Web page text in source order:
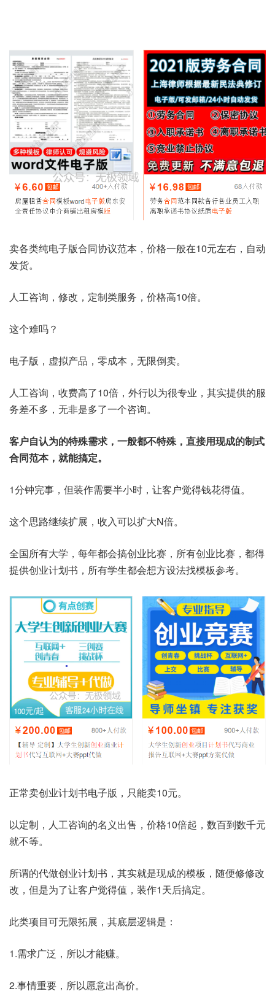
卖各类纯电子版合同协议范本，价格一般在10元左右，自动
发货。
人工咨询，修改，定制类服务，价格高10倍。
这个难吗？
电子版，虚拟产品，零成本，无限倒卖。
人工咨询，收费高了10倍，外行以为很专业，其实提供的服
务差不多，无非是多了一个咨询。
客户自认为的特殊需求，一般都不特殊，直接用现成的制式
合同范本，就能搞定。
1分钟完事，但装作需要半小时，让客户觉得钱花得值。
这个思路继续扩展，收入可以扩大N倍。
全国所有大学，每年都会搞创业比赛，所有创业比赛，都得
提供创业计划书，所有学生都会想方设法找模板参考。
正常卖创业计划书电子版，只能卖10元。
以定制，人工咨询的名义出售，价格10倍起，数百到数千元
就不等。
所谓的代做创业计划书，其实就是现成的模板，随便修修改
改，但是为了让客户觉得值，装作1天后搞定。
此类项目可无限拓展，其底层逻辑是：
1.需求广泛，所以才能赚。
2.事情重要，所以愿意出高价。